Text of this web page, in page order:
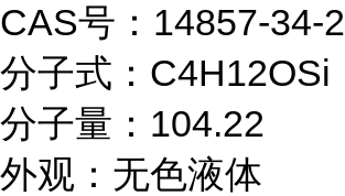
CAS号：14857-34-2
分子式：C4H12OSi
分子量：104.22
外观：无色液体